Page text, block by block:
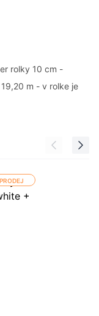
rolky 10 cm -
m - v rolke je
PRODEJ